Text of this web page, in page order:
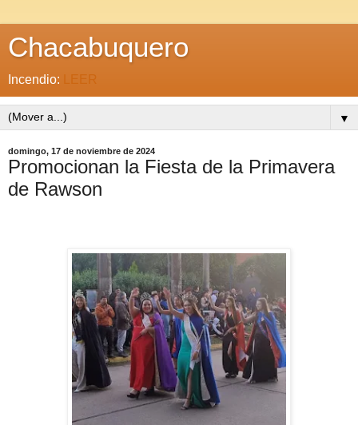
Chacabuquero
Incendio: LEER
▼
domingo, 17 de noviembre de 2024
Promocionan la Fiesta de la Primavera
de Rawson